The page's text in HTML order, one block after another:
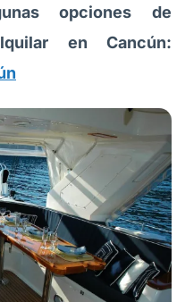
opciones de
en Cancún: